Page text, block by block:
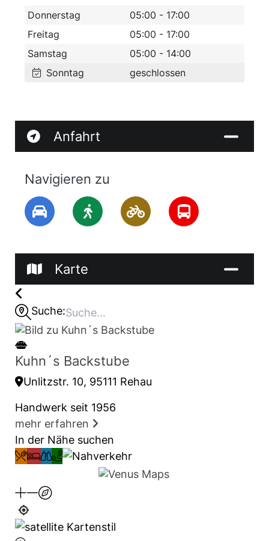
Donnerstag
05:00 - 17:00
Freitag
05:00 - 17:00
Samstag
05:00 - 14:00
Sonntag
geschlossen
Anfahrt
Navigieren zu
Karte
Suche:
Kuhn´s Backstube
Unlitzstr. 10, 95111 Rehau
Handwerk seit 1956
mehr erfahren
In der Nähe suchen